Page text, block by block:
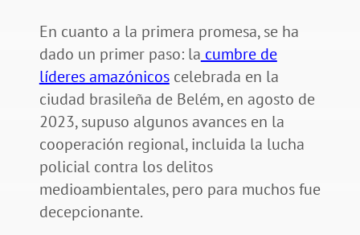
En cuanto a la primera promesa, se ha
dado un primer paso: la cumbre de
líderes amazónicoscelebrada en la
ciudad brasileña de Belém, en agosto de
2023, supuso algunos avances en la
cooperación regional, incluida la lucha
policial contra los delitos
medioambientales, pero para muchos fue
decepcionante.